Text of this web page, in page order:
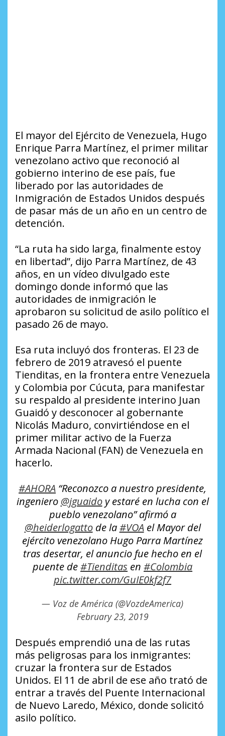
El mayor del Ejército de Venezuela, Hugo
Enrique Parra Martínez, el primer militar
venezolano activo que reconoció al
gobierno interino de ese país, fue
liberado por las autoridades de
Inmigración de Estados Unidos después
de pasar más de un año en un centro de
detención.
“La ruta ha sido larga, finalmente estoy
en libertad”, dijo Parra Martínez, de 43
años, en un vídeo divulgado este
domingo donde informó que las
autoridades de inmigración le
aprobaron su solicitud de asilo político el
pasado 26 de mayo.
Esa ruta incluyó dos fronteras. El 23 de
febrero de 2019 atravesó el puente
Tienditas, en la frontera entre Venezuela
y Colombia por Cúcuta, para manifestar
su respaldo al presidente interino Juan
Guaidó y desconocer al gobernante
Nicolás Maduro, convirtiéndose en el
primer militar activo de la Fuerza
Armada Nacional (FAN) de Venezuela en
hacerlo.
#AHORA “Reconozco a nuestro presidente,
ingeniero @jguaidoy estaré en lucha con el
pueblo venezolano” afirmó a
@heiderlogattode la#VOAel Mayor del
ejército venezolano Hugo Parra Martínez
tras desertar, el anuncio fue hecho en el
puente de#Tienditas en #Colombia
pic.twitter.com/GuIE0kf2f7
— Voz de América (@VozdeAmerica)
February 23, 2019
Después emprendió una de las rutas
más peligrosas para los inmigrantes:
cruzar la frontera sur de Estados
Unidos. El 11 de abril de ese año trató de
entrar a través del Puente Internacional
de Nuevo Laredo, México, donde solicitó
asilo político.